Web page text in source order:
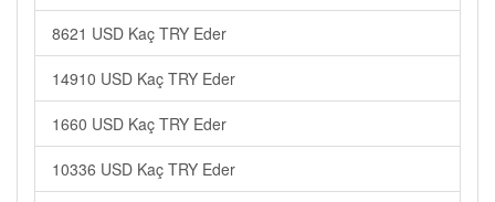
8621 USD Kaç TRY Eder
14910 USD Kaç TRY Eder
1660 USD Kaç TRY Eder
10336 USD Kaç TRY Eder